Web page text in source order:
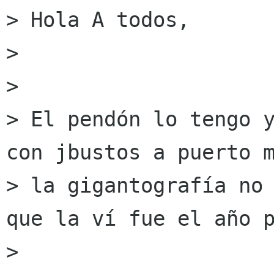
> Hola A todos,
>
>
> El pendón lo tengo
con jbustos a puerto
> la gigantografía
que la ví fue el año
>